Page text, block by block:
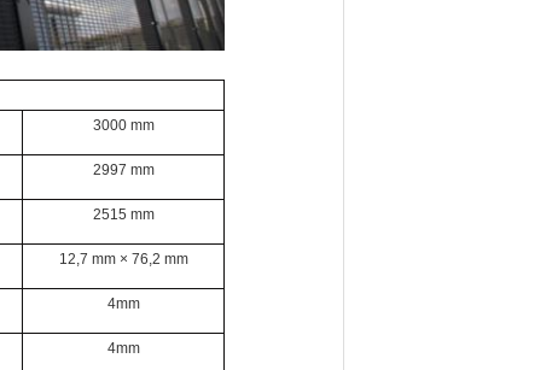
3000 mm
2997 mm
2515 mm
12,7 mm × 76,2 mm
4mm
4mm